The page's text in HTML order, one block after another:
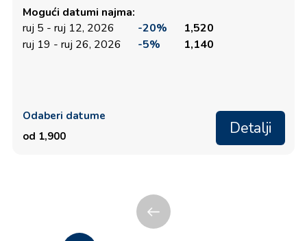
Mogući datumi najma:
ruj 5 - ruj 12, 2026
-20%
1,520
ruj 19 - ruj 26, 2026
-5% 1,140
Odaberi datume
od 1,900
Detalji